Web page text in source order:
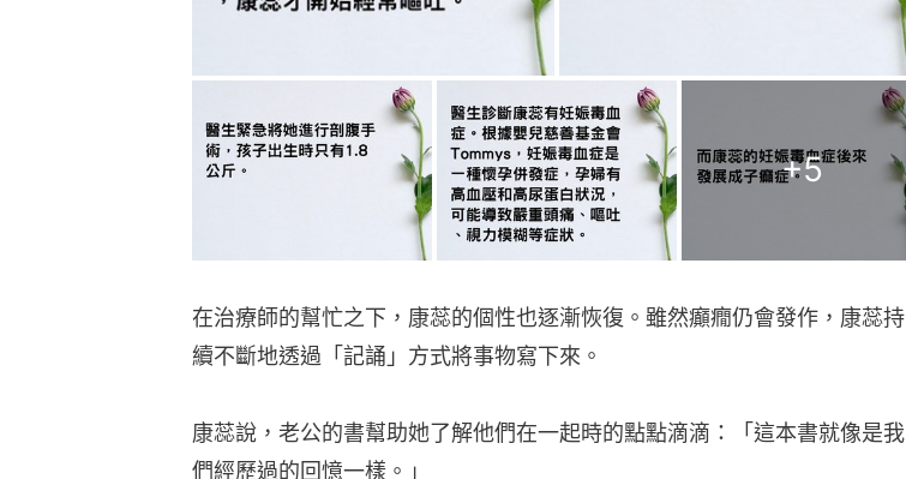
+5
在治療師的幫忙之下，康蕊的個性也逐漸恢復。雖然癲癇仍會發作，康蕊持
續不斷地透過「記誦」方式將事物寫下來。
康蕊說，老公的書幫助她了解他們在一起時的點點滴滴：「這本書就像是我
們經歷過的回憶一樣。」